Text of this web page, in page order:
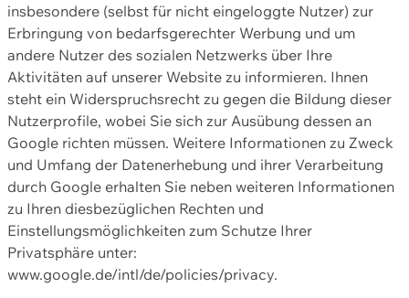
insbesondere (selbst für nicht eingeloggte Nutzer) zur
Erbringung von bedarfsgerechter Werbung und um
andere Nutzer des sozialen Netzwerks über Ihre
Aktivitäten auf unserer Website zu informieren. Ihnen
steht ein Widerspruchsrecht zu gegen die Bildung dieser
Nutzerprofile, wobei Sie sich zur Ausübung dessen an
Google richten müssen. Weitere Informationen zu Zweck
und Umfang der Datenerhebung und ihrer Verarbeitung
durch Google erhalten Sie neben weiteren Informationen
zu Ihren diesbezüglichen Rechten und
Einstellungsmöglichkeiten zum Schutze Ihrer
Privatsphäre unter:
www.google.de/intl/de/policies/privacy.